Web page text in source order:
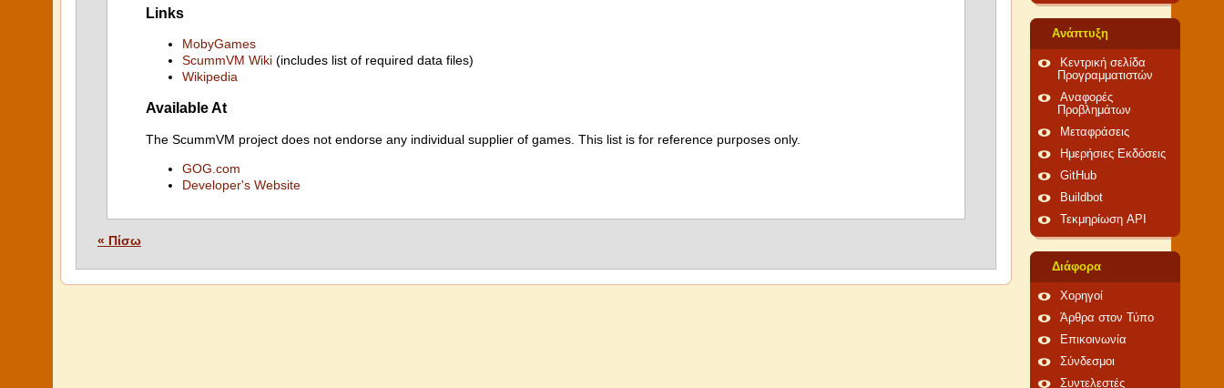
Links
MobyGames
ScummVM Wiki (includes list of required data files)
Wikipedia
Available At
The ScummVM project does not endorse any individual supplier of games. This list is for reference purposes only.
GOG.com
Developer's Website
« Πίσω
Ανάπτυξη
Κεντρική σελίδα
Προγραμματιστών
Αναφορές
Προβλημάτων
Μεταφράσεις
Ημερήσιες Εκδόσεις
GitHub
Buildbot
Τεκμηρίωση API
Διάφορα
Χορηγοί
Άρθρα στον Τύπο
Επικοινωνία
Σύνδεσμοι
Συντελεστές